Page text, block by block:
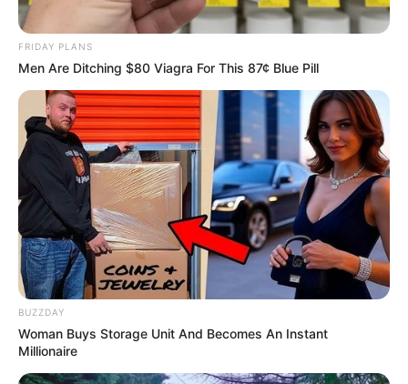
Όλα τα κείμενα και οι εικόνες είναι πνευματική ιδιοκτησία του
ΝΙΚΟΛΑΟΣ ΑΝΑΞΙΜΑΝΔΡΟΣ. Aπαγορεύεται η αναπαραγωγή, η
αναδημοσίευση και η τροποποίησή τους χωρίς προηγούμενη
γραπτή άδεια του δημιουργού τους. Με επιφύλαξη κάθε νόμιμου
δικαιώματος. Διαβάστε την
Πολιτική Απορρήτουτου website πριν
να το χρησιμοποιήσετε, καθώς χρησιμοποιώντας το την
αποδέχεστε. Ο ιστότοπος διατηρεί το δικαίωμα να τροποποιήσει
τους όρους χρήσης.
Επικοινωνήστε μαζί μας:
FRIDAY PLANS
Men Are Ditching $80 Viagra For This 87¢ Blue Pill
BUZZDAY
Woman Buys Storage Unit And Becomes An Instant
Millionaire